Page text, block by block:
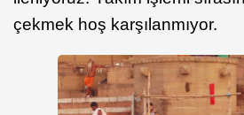
çekmek hoş karşılanmıyor.